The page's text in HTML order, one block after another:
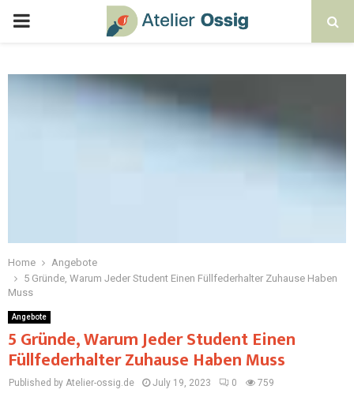
Home
Angebote
5 Gründe, Warum Jeder Student Einen Füllfederhalter Zuhause Haben
Muss
Angebote
5 Gründe, Warum Jeder Student Einen
Füllfederhalter Zuhause Haben Muss
Published by Atelier-ossig.de July 19, 2023 0 759